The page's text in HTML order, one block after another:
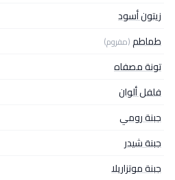
زيتون أسود
طماطم(مفروم)
تونة مصفاه
فلفل ألوان
جبنة رومي
جبنة شيدر
جبنة موتزاريلا